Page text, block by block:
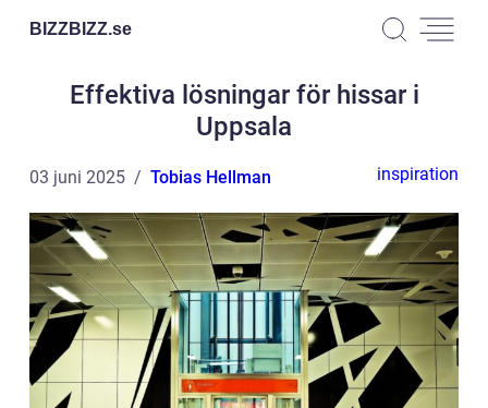
BIZZBIZZ.se
Effektiva lösningar för hissar i
Uppsala
03 juni 2025 Tobias Hellman inspiration